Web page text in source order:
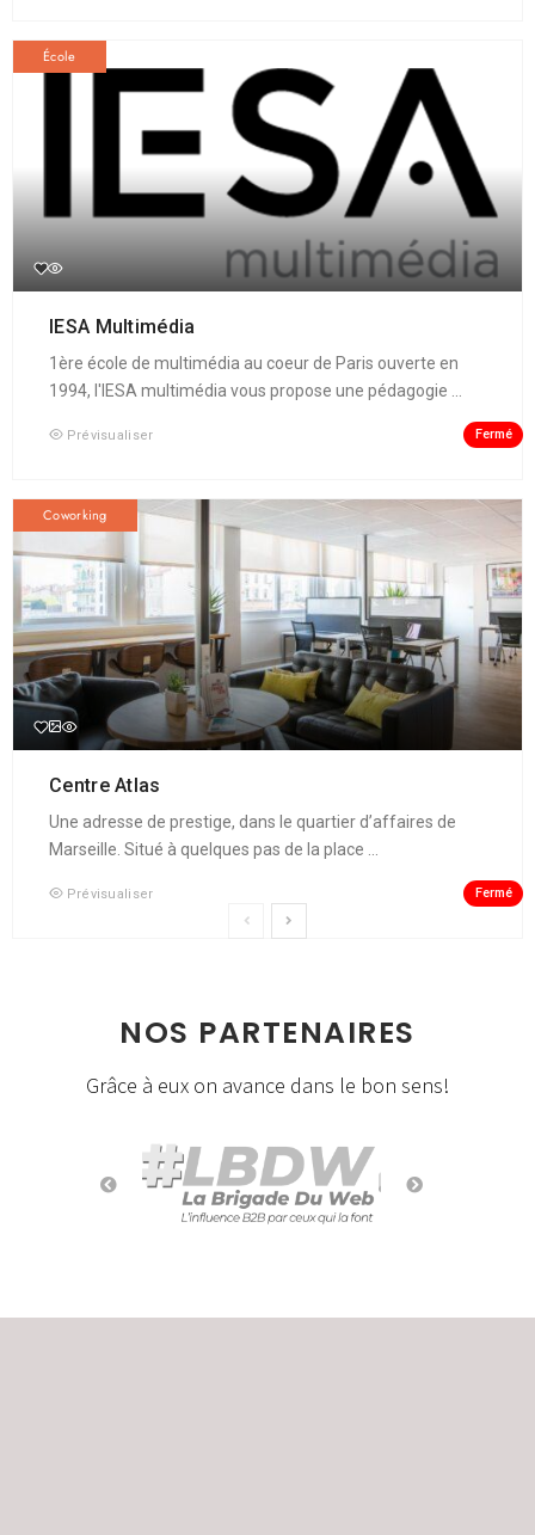
École
IESA Multimédia
1ère école de multimédia au coeur de Paris ouverte en
1994, l'IESA multimédia vous propose une pédagogie ...
Prévisualiser Fermé
Coworking
Centre Atlas
Une adresse de prestige, dans le quartier d’affaires de
Marseille. Situé à quelques pas de la place ...
Prévisualiser Fermé
NOS PARTENAIRES
Grâce à eux on avance dans le bon sens!